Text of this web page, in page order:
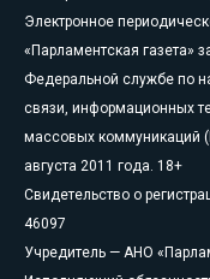
Электронное
«Парламентская газета»
Федеральной службе по
связи, информационных
массовых коммуникаций
августа 2011 года. 18+
Свидетельство о
46097
Учредитель — АНО